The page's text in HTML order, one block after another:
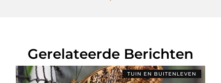
Gerelateerde Berichten
TUIN EN BUITENLEVEN